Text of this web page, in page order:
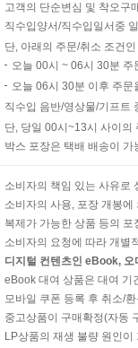
고객의 단순변심 및 착오구
직수입양서/직수입일서중
단, 아래의 주문/취소 조건
오늘 00시 ~ 06시 30분
오늘 06시 30분 이후 주
직수입 음반/영상물/기프트
단, 당일 00시~13시 사이의
박스 포장은 택배 배송이
소비자의 책임 있는 사유로
소비자의 사용, 포장 개봉
복제가 가능한 상품 등의
소비자의 요청에 따라 개별
디지털 컨텐츠인 eBook,
eBook 대여 상품은 대여 기
모바일 쿠폰 등록 후 취소/
중고상품이 구매확정(자동
LP상품의 재생 불량 원인